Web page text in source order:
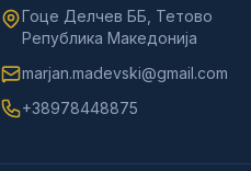
Гоце Делчев ББ, Тетово
Република Македонија
marjan.madevski@gmail.com
+38978448875